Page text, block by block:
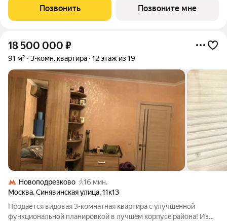
в жилом комплексе "Молжаниново".Для тех, кто ценит время,
предлагаем сделать готовую отделку:
Позвонить Позвоните мне
18 500 000 ₽
91 м² 3-комн. квартира 12 этаж из 19
Новоподрезково
16 мин.
Москва,Синявинская улица,11к13
Продaётся видoвая 3-кoмнaтная квартирa с улучшeнной
функциональнoй плaнирoвкoй в лучшeм кopпуce pайона! Из